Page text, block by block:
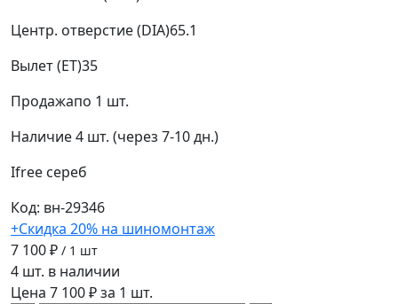
Центр. отверстие (DIA)65.1
Вылет (ET)35
Продажапо 1 шт.
Наличие4 шт. (через 7-10 дн.)
Ifree сереб
Код: вн-29346
+Скидка 20% на шиномонтаж
7 100 ₽ / 1 шт
4 шт. в наличии
Цена 7 100 ₽ за 1 шт.